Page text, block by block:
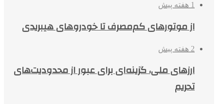
1 هفته پیش
از موتورهای کم‌مصرف تا خودروهای هیبریدی
2 هفته پیش
ارزهای ملی، گزینه‌ای برای عبور از محدودیت‌های
تحریم